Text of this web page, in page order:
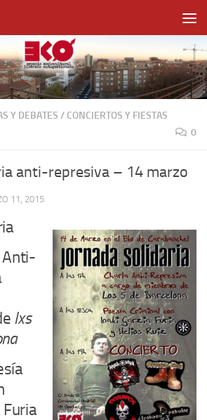
Y DEBATES / CONCIERTOS Y FIESTAS
0
anti-represiva – 14 marzo
11, 2015
Anti-
lxs
Furia